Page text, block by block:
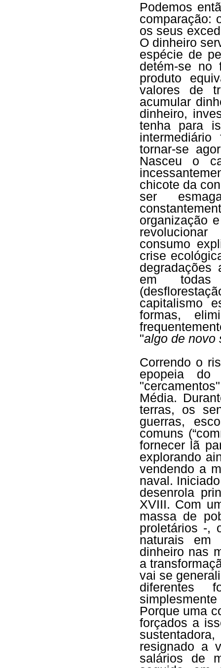
Podemos
comparação:
os seus
O dinheiro
espécie de
detém-se no
produto
valores de
acumular
dinheiro,
tenha para
tornar-se
Nasceu o
chicote da
ser
organização
consumo
crise
degradações
em todas
capitalismo
formas,
"algo de novo
Correndo o
epopeia do
Média.
terras, os
guerras,
comuns
fornecer lã
explorando
vendendo a
naval.
desenrola
XVIII. Com
massa de
proletários -,
naturais em
dinheiro nas
a
vai se
diferentes
Porque uma
forçados a
resignado a
salários de